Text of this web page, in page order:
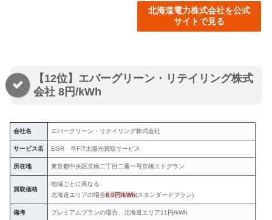
北海道電力株式会社を公式
サイトで見る
【12位】エバーグリーン・リテイリング株式
会社 8円/kWh
会社名 エバーグリーン・リテイリング株式会社
サービス名 EGR 卒FIT太陽光買取サービス
所在地 東京都中央区京橋二丁目二番一号京橋エドグラン
買取価格
地域ごとに異なる
北海道エリアの場合8.0円/kWh(スタンダードプラン)
備考 プレミアムプランの場合、北海道エリア11円/kWh